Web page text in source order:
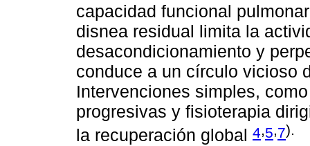
capacidad funcional
disnea residual limita la
desacondicionamiento y
conduce a un círculo vicioso
Intervenciones simples,
progresivas y fisioterapia
la recuperación global 4,5,7).